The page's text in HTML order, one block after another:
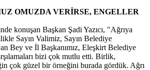
OMUZDA VERİRSE, ENGELLER
konuşan Başkan Şadi Yazıcı, "Ağrıya
Sayın Valimiz, Sayın Belediye
Bey ve İl Başkanımız, Eleşkirt Belediye
bizi çok mutlu etti. Birlik,
çok güzel bir örneğini burada gördük. Ağrı